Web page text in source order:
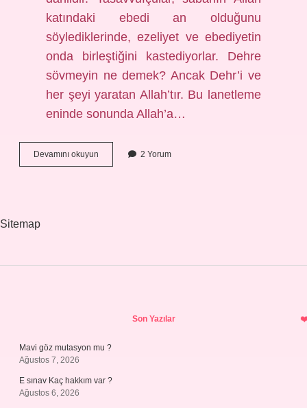
katındaki ebedi an olduğunu
söylediklerinde, ezeliyet ve ebediyetin
onda birleştiğini kastediyorlar. Dehre
sövmeyin ne demek? Ancak Dehr’i ve
her şeyi yaratan Allah’tır. Bu lanetleme
eninde sonunda Allah’a…
Devamını okuyun
Ne
2 Yorum
Sitemap
Son Yazılar
Mavi göz mutasyon mu ?
Ağustos 7, 2026
E sınav Kaç hakkım var ?
Ağustos 6, 2026